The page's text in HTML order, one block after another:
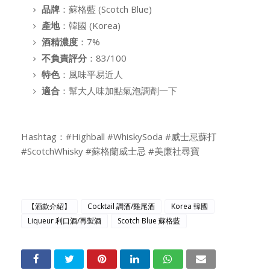
品牌 ：蘇格藍 (Scotch Blue)
產地：韓國 (Korea)
酒精濃度 ：7%
不負責評分 ：83/100
特色：風味平易近人
適合 ：幫大人味加點氣泡調劑一下
Hashtag：#Highball #WhiskySoda #威士忌蘇打
#ScotchWhisky #蘇格蘭威士忌 #美廉社尋寶
【酒款介紹】 Cocktail 調酒/雞尾酒
Korea 韓國
Liqueur 利口酒/再製酒
Scotch Blue 蘇格藍